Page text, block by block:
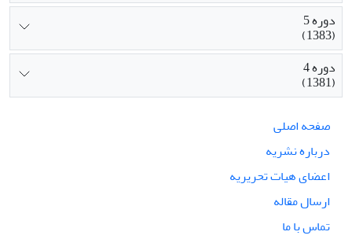
دوره 5
(1383)
دوره 4
(1381)
صفحه اصلی
درباره نشریه
اعضای هیات تحریریه
ارسال مقاله
تماس با ما